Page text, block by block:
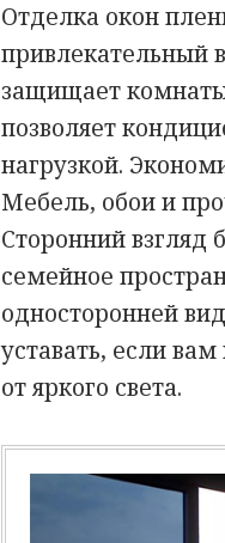
Отделка окон
привлекательный
защищает
позволяет
нагрузкой.
Мебель, обои и
Сторонний взгляд
семейное
односторонней
уставать, если
от яркого света.